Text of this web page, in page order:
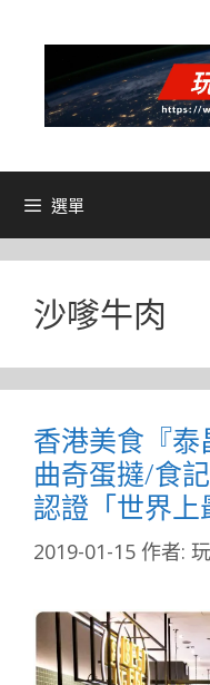
選單
沙嗲牛肉
香港美食『泰
曲奇蛋撻/食
認證「世界
2019-01-15 作者: